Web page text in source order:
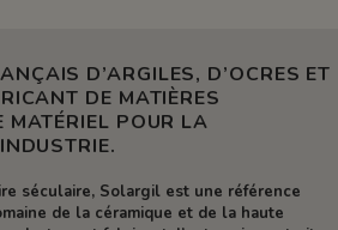
D’ARGILES, D’OCRES ET
DE MATIÈRES
MATÉRIEL POUR LA
séculaire, Solargil est une référence
de la céramique et de la haute